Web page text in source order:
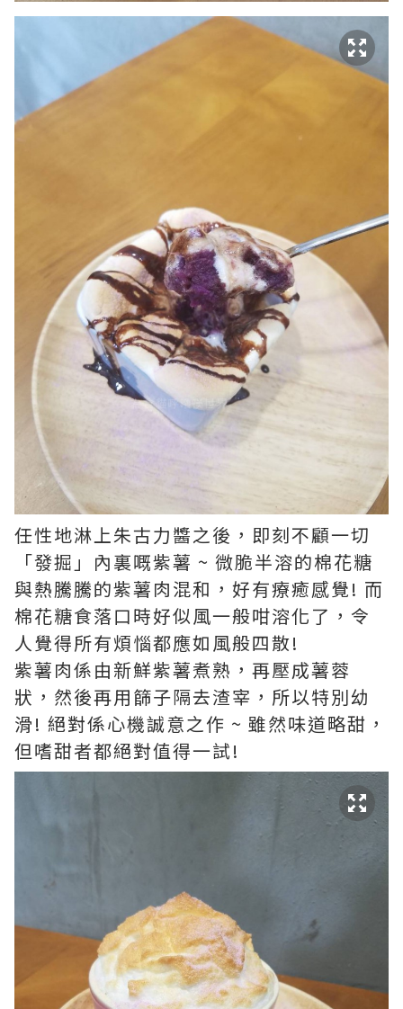
任性地淋上朱古力醬之後，即刻不顧一切
「發掘」內裏嘅紫薯 ~ 微脆半溶的棉花糖
與熱騰騰的紫薯肉混和，好有療癒感覺! 而
棉花糖食落口時好似風一般咁溶化了，令
人覺得所有煩惱都應如風般四散!
紫薯肉係由新鮮紫薯煮熟，再壓成薯蓉
狀，然後再用篩子隔去渣宰，所以特別幼
滑! 絕對係心機誠意之作 ~ 雖然味道略甜，
但嗜甜者都絕對值得一試!